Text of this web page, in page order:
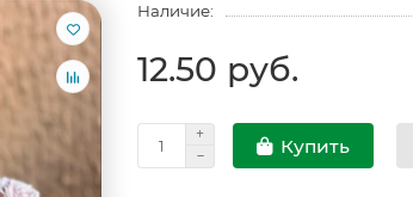
Наличие:
12.50 руб.
Купить